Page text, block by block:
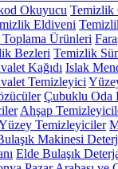
Okuyucu Temizlik
Eldiveni
Ürünleri
Bezleri Temizlik
Kağıdı Islak
Temizleyici
Çubuklu Oda
Ahşap
Temizleyiciler
Makinesi
Elde Bulaşık